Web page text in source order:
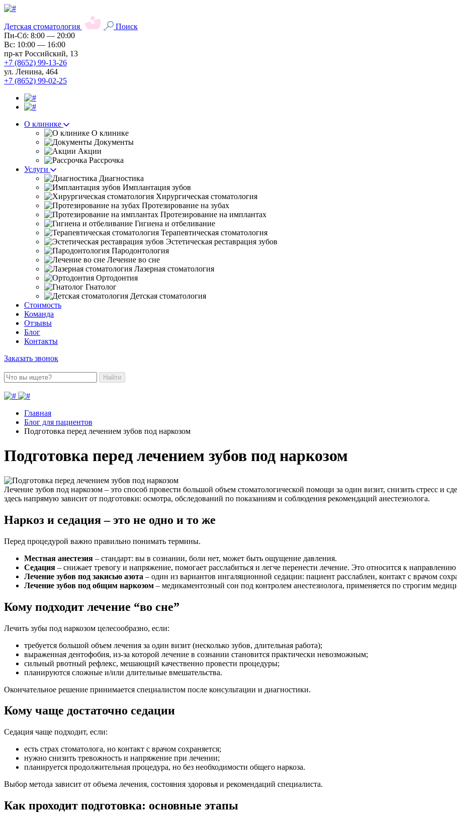
Детская стоматология
Поиск
Пн-Сб: 8:00 — 20:00
Вс: 10:00 — 16:00
пр-кт Российский, 13
+7 (8652) 99-13-26
ул. Ленина, 464
+7 (8652) 99-02-25
О клинике
О клинике
Документы
Акции
Рассрочка
Услуги
Диагностика
Имплантация зубов
Хирургическая стоматология
Протезирование на зубах
Протезирование на имплантах
Гигиена и отбеливание
Терапевтическая стоматология
Эстетическая реставрация зубов
Пародонтология
Лечение во сне
Лазерная стоматология
Ортодонтия
Гнатолог
Детская стоматология
Стоимость
Команда
Отзывы
Блог
Контакты
Заказать звонок
Найти
Главная
Блог для пациентов
Подготовка перед лечением зубов под наркозом
Подготовка перед лечением зубов под наркозом
Лечение зубов под наркозом – это способ провести большой объем стоматологической помощи за один визит, снизить стресс и
здесь напрямую зависит от подготовки: осмотра, обследований по показаниям и соблюдения рекомендаций анестезиолога.
Наркоз и седация – это не одно и то же
Перед процедурой важно правильно понимать термины.
Местная анестезия – стандарт: вы в сознании, боли нет, может быть ощущение давления.
Седация – снижает тревогу и напряжение, помогает расслабиться и легче перенести лечение. Это относится к направлению
Лечение зубов под закисью азота – один из вариантов ингаляционной седации: пациент расслаблен, контакт с врачом
Лечение зубов под общим наркозом – медикаментозный сон под контролем анестезиолога, применяется по строгим
Кому подходит лечение “во сне”
Лечить зубы под наркозом целесообразно, если:
требуется большой объем лечения за один визит (несколько зубов, длительная работа);
выраженная дентофобия, из-за которой лечение в сознании становится практически невозможным;
сильный рвотный рефлекс, мешающий качественно провести процедуры;
планируются сложные и/или длительные вмешательства.
Окончательное решение принимается специалистом после консультации и диагностики.
Кому чаще достаточно седации
Седация чаще подходит, если:
есть страх стоматолога, но контакт с врачом сохраняется;
нужно снизить тревожность и напряжение при лечении;
планируется продолжительная процедура, но без необходимости общего наркоза.
Выбор метода зависит от объема лечения, состояния здоровья и рекомендаций специалиста.
Как проходит подготовка: основные этапы